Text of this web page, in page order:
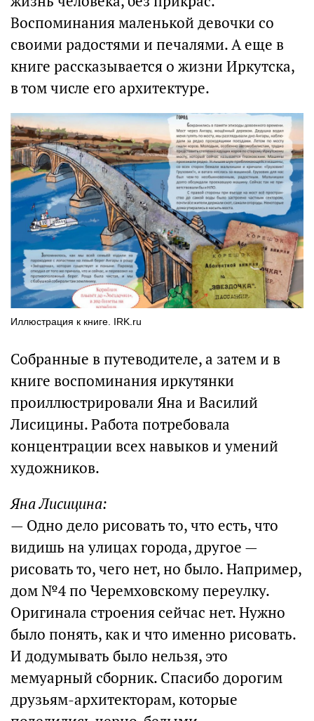
Воспоминания маленькой девочки со
своими радостями и печалями. А еще в
книге рассказывается о жизни Иркутска,
в том числе его архитектуре.
Иллюстрация к книге. IRK.ru
Собранные в путеводителе, а затем и в
книге воспоминания иркутянки
проиллюстрировали Яна и Василий
Лисицины. Работа потребовала
концентрации всех навыков и умений
художников.
Яна Лисицина:
— Одно дело рисовать то, что есть, что
видишь на улицах города, другое —
рисовать то, чего нет, но было. Например,
дом №4 по Черемховскому переулку.
Оригинала строения сейчас нет. Нужно
было понять, как и что именно рисовать.
И додумывать было нельзя, это
мемуарный сборник. Спасибо дорогим
друзьям-архитекторам, которые